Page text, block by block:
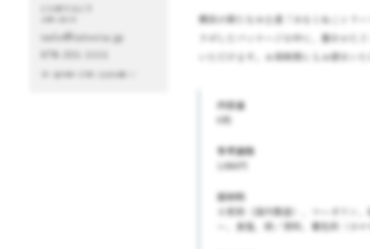
横浜の新たなお土産「みなとねこシリ
ラボしたパッケージの中に、猫をかた
いただけます。お茶時間にもお酒をい
内容量
6枚
参考価格
1,080円
原材料
小麦粉（国内製造）、マーガリン、
ー、食塩、卵／香料、着色料（カロ
CONTACT
info@istoria.jp
078-331-1111